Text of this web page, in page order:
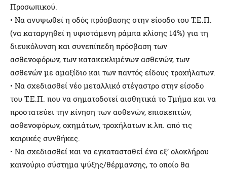
Προσωπικού.
• Να ανυψωθεί η οδός πρόσβασης στην είσοδο του Τ.Ε.Π.
(να καταργηθεί η υφιστάμενη ράμπα κλίσης 14%) για τη
διευκόλυνση και συνεπίπεδη πρόσβαση των
ασθενοφόρων, των κατακεκλιμένων ασθενών, των
ασθενών με αμαξίδιο και των παντός είδους τροχήλατων.
• Να σχεδιασθεί νέο μεταλλικό στέγαστρο στην είσοδο
του Τ.Ε.Π. που να σηματοδοτεί αισθητικά το Τμήμα και να
προστατεύει την κίνηση των ασθενών, επισκεπτών,
ασθενοφόρων, οχημάτων, τροχήλατων κ.λπ. από τις
καιρικές συνθήκες.
• Να σχεδιασθεί και να εγκατασταθεί ένα εξ’ ολοκλήρου
καινούριο σύστημα ψύξης/θέρμανσης, το οποίο θα